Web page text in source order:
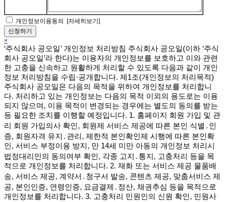
개인정보이용동의 [자세히보기]
×
‘주식회사 공오일’ 개인정보 처리방침 주식회사 공오일(이하 ‘주식
회사 공오일’라 한다)는 이용자의 개인정보를 보호하고 이와 관련
한 고충을 신속하고 원활하게 처리할 수 있도록 다음과 같이 개인
정보 처리방침을 수립·공개합니다. 제1조(개인정보의 처리목적)
주식회사 공오일은 다음의 목적을 위하여 개인정보를 처리합니
다. 처리하고 있는 개인정보는 다음의 목적 이외의 용도로는 이용
되지 않으며, 이용 목적이 변경되는 경우에는 별도의 동의를 받는
등 필요한 조치를 이행할 예정입니다. 1. 홈페이지 회원 가입 및 관
리 회원 가입의사 확인, 회원제 서비스 제공에 따른 본인 식별․인
증, 회원자격 유지․관리, 제한적 본인확인제 시행에 따른 본인확
인, 서비스 부정이용 방지, 만 14세 미만 아동의 개인정보 처리시
법정대리인의 동의여부 확인, 각종 고지․통지, 고충처리 등을 목
적으로 개인정보를 처리합니다. 2. 재화 또는 서비스 제공 물품배
송, 서비스 제공, 계약서․청구서 발송, 콘텐츠 제공, 맞춤서비스 제
공, 본인인증, 연령인증, 요금결제․정산, 채권추심 등을 목적으로
개인정보를 처리합니다. 3. 고충처리 민원인의 신원 확인, 민원사